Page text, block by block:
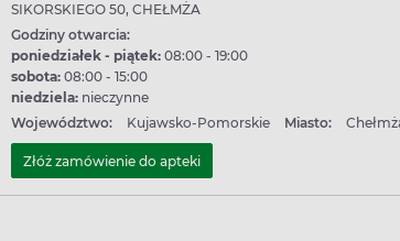
SIKORSKIEGO 50, CHEŁMŻA
Godziny otwarcia:
poniedziałek - piątek:08:00 - 19:00
sobota:08:00 - 15:00
niedziela:nieczynne
Województwo:
Kujawsko-Pomorskie Miasto:
Złóż zamówienie do apteki